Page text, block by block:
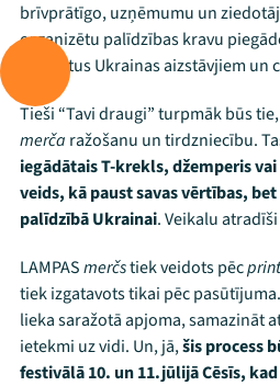
brīvprātīgo, uzņēmumu un
organizētu palīdzības kravu
projektus Ukrainas aizstāvjiem
Tieši “Tavi draugi” turpmāk būs
merča ražošanu un tirdzniecību.
iegādātais T-krekls, džemperis
veids, kā paust savas vērtības,
palīdzībā Ukrainai. Veikalu atradīši
LAMPASmerčstiek veidots pēc
tiek izgatavots tikai pēc
lieka saražotā apjoma, samazināt
ietekmi uz vidi. Un, jā,šis process
festivālā 10. un 11.jūlijā Cēsīs, kad